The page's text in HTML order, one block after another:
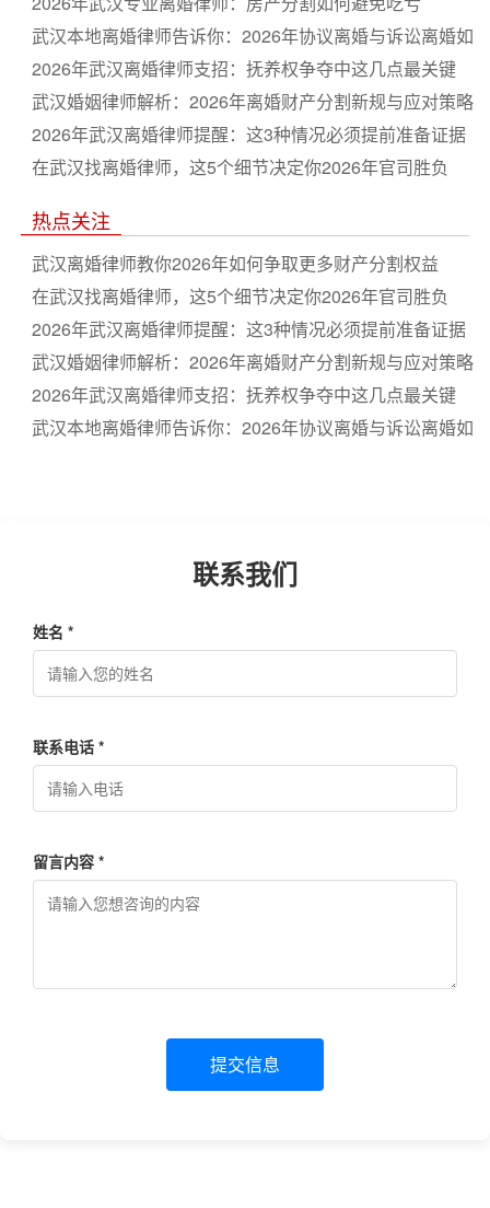
武汉本地离婚律师告诉你：2026年协议离婚与诉讼离婚如
何选
2026年武汉离婚律师支招：抚养权争夺中这几点最关键
武汉婚姻律师解析：2026年离婚财产分割新规与应对策略
2026年武汉离婚律师提醒：这3种情况必须提前准备证据
在武汉找离婚律师，这5个细节决定你2026年官司胜负
热点关注
武汉离婚律师教你2026年如何争取更多财产分割权益
在武汉找离婚律师，这5个细节决定你2026年官司胜负
2026年武汉离婚律师提醒：这3种情况必须提前准备证据
武汉婚姻律师解析：2026年离婚财产分割新规与应对策略
2026年武汉离婚律师支招：抚养权争夺中这几点最关键
武汉本地离婚律师告诉你：2026年协议离婚与诉讼离婚如
联系我们
姓名 *
联系电话 *
留言内容 *
提交信息